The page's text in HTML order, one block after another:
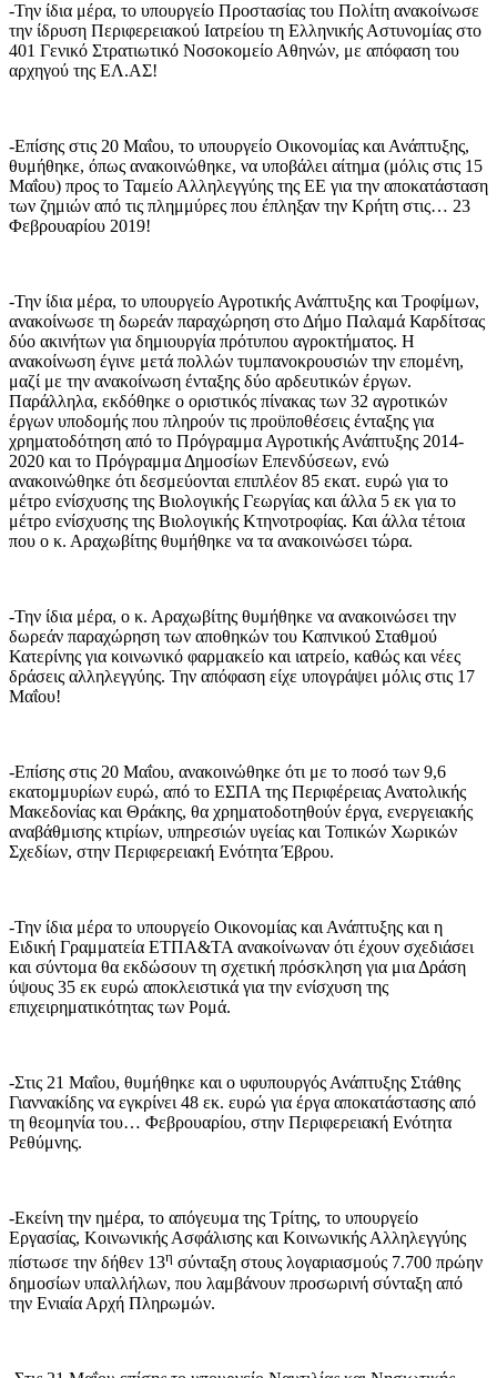
-Την ίδια μέρα, το υπουργείο Προστασίας του Πολίτη ανακοίνωσε
την ίδρυση Περιφερειακού Ιατρείου τη Ελληνικής Αστυνομίας στο
401 Γενικό Στρατιωτικό Νοσοκομείο Αθηνών, με απόφαση του
αρχηγού της ΕΛ.ΑΣ!
-Επίσης στις 20 Μαΐου, το υπουργείο Οικονομίας και Ανάπτυξης,
θυμήθηκε, όπως ανακοινώθηκε, να υποβάλει αίτημα (μόλις στις 15
Μαΐου) προς το Ταμείο Αλληλεγγύης της ΕΕ για την αποκατάσταση
των ζημιών από τις πλημμύρες που έπληξαν την Κρήτη στις… 23
Φεβρουαρίου 2019!
-Την ίδια μέρα, το υπουργείο Αγροτικής Ανάπτυξης και Τροφίμων,
ανακοίνωσε τη δωρεάν παραχώρηση στο Δήμο Παλαμά Καρδίτσας
δύο ακινήτων για δημιουργία πρότυπου αγροκτήματος. Η
ανακοίνωση έγινε μετά πολλών τυμπανοκρουσιών την επομένη,
μαζί με την ανακοίνωση ένταξης δύο αρδευτικών έργων.
Παράλληλα, εκδόθηκε ο οριστικός πίνακας των 32 αγροτικών
έργων υποδομής που πληρούν τις προϋποθέσεις ένταξης για
χρηματοδότηση από το Πρόγραμμα Αγροτικής Ανάπτυξης 2014-
2020 και το Πρόγραμμα Δημοσίων Επενδύσεων, ενώ
ανακοινώθηκε ότι δεσμεύονται επιπλέον 85 εκατ. ευρώ για το
μέτρο ενίσχυσης της Βιολογικής Γεωργίας και άλλα 5 εκ για το
μέτρο ενίσχυσης της Βιολογικής Κτηνοτροφίας. Και άλλα τέτοια
που ο κ. Αραχωβίτης θυμήθηκε να τα ανακοινώσει τώρα.
-Την ίδια μέρα, ο κ. Αραχωβίτης θυμήθηκε να ανακοινώσει την
δωρεάν παραχώρηση των αποθηκών του Καπνικού Σταθμού
Κατερίνης για κοινωνικό φαρμακείο και ιατρείο, καθώς και νέες
δράσεις αλληλεγγύης. Την απόφαση είχε υπογράψει μόλις στις 17
Μαΐου!
-Επίσης στις 20 Μαΐου, ανακοινώθηκε ότι με το ποσό των 9,6
εκατομμυρίων ευρώ, από το ΕΣΠΑ της Περιφέρειας Ανατολικής
Μακεδονίας και Θράκης, θα χρηματοδοτηθούν έργα, ενεργειακής
αναβάθμισης κτιρίων, υπηρεσιών υγείας και Τοπικών Χωρικών
Σχεδίων, στην Περιφερειακή Ενότητα Έβρου.
-Την ίδια μέρα το υπουργείο Οικονομίας και Ανάπτυξης και η
Ειδική Γραμματεία ΕΤΠΑ&ΤΑ ανακοίνωναν ότι έχουν σχεδιάσει
και σύντομα θα εκδώσουν τη σχετική πρόσκληση για μια Δράση
ύψους 35 εκ ευρώ αποκλειστικά για την ενίσχυση της
επιχειρηματικότητας των Ρομά.
-Στις 21 Μαΐου, θυμήθηκε και ο υφυπουργός Ανάπτυξης Στάθης
Γιαννακίδης να εγκρίνει 48 εκ. ευρώ για έργα αποκατάστασης από
τη θεομηνία του… Φεβρουαρίου, στην Περιφερειακή Ενότητα
Ρεθύμνης.
-Εκείνη την ημέρα, το απόγευμα της Τρίτης, το υπουργείο
Εργασίας, Κοινωνικής Ασφάλισης και Κοινωνικής Αλληλεγγύης
πίστωσε την δήθεν 13η σύνταξη στους λογαριασμούς 7.700 πρώην
δημοσίων υπαλλήλων, που λαμβάνουν προσωρινή σύνταξη από
την Ενιαία Αρχή Πληρωμών.